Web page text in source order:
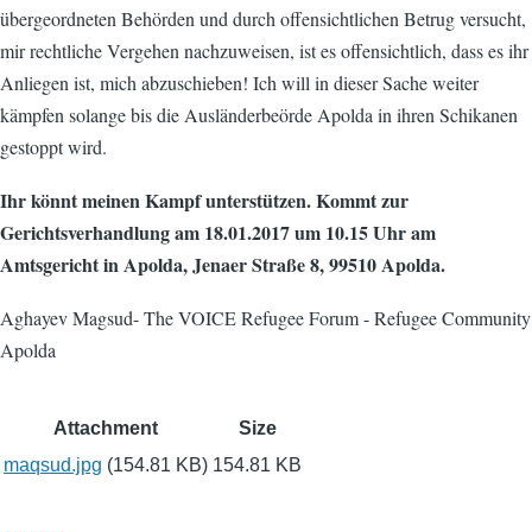
übergeordneten Behörden und durch offensichtlichen Betrug versucht,
mir rechtliche Vergehen nachzuweisen, ist es offensichtlich, dass es ihr
Anliegen ist, mich abzuschieben! Ich will in dieser Sache weiter
kämpfen solange bis die Ausländerbeörde Apolda in ihren Schikanen
gestoppt wird.
Ihr könnt meinen Kampf unterstützen. Kommt zur
Gerichtsverhandlung am 18.01.2017 um 10.15 Uhr am
Amtsgericht in Apolda, Jenaer Straße 8, 99510 Apolda.
Aghayev Magsud- The VOICE Refugee Forum - Refugee Community
Apolda
Attachment
Size
maqsud.jpg (154.81 KB) 154.81 KB